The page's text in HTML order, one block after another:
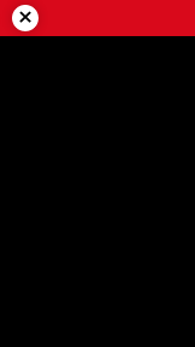
×